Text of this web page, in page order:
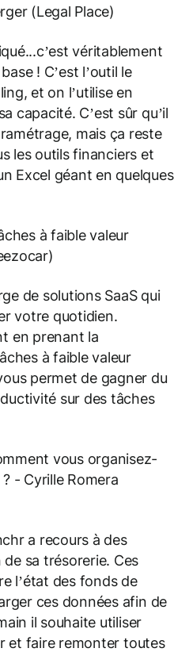
(Legal Place)
véritablement
! C’est l’outil le
et on l’utilise en
capacité. C’est sûr qu’il
mais ça reste
les outils financiers et
Excel géant en quelques
à faible valeur
de solutions SaaS qui
votre quotidien.
en prenant la
à faible valeur
permet de gagner du
sur des tâches
vous organisez-
- Cyrille Romera
a recours à des
sa trésorerie. Ces
l’état des fonds de
ces données afin de
il souhaite utiliser
et faire remonter toutes